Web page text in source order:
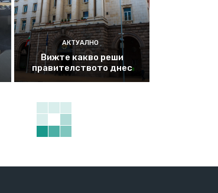
АКТУАЛНО
Вижте какво реши
правителството днес